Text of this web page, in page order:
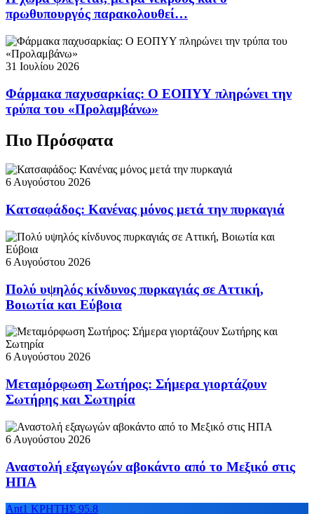
πρωθυπουργός παρακολουθεί…
31 Ιουλίου 2026
Φάρμακα παχυσαρκίας: Ο ΕΟΠΥΥ πληρώνει την
τρύπα του «Προλαμβάνω»
Πιο Πρόσφατα
6 Αυγούστου 2026
Κατσαφάδος: Κανένας μόνος μετά την πυρκαγιά
6 Αυγούστου 2026
Πολύ υψηλός κίνδυνος πυρκαγιάς σε Αττική,
Βοιωτία και Εύβοια
6 Αυγούστου 2026
Μεταμόρφωση Σωτήρος: Σήμερα γιορτάζουν
Σωτήρης και Σωτηρία
6 Αυγούστου 2026
Αναστολή εξαγωγών αβοκάντο από το Μεξικό στις
ΗΠΑ
Ant1 ΚΡΗΤΗΣ 95.8